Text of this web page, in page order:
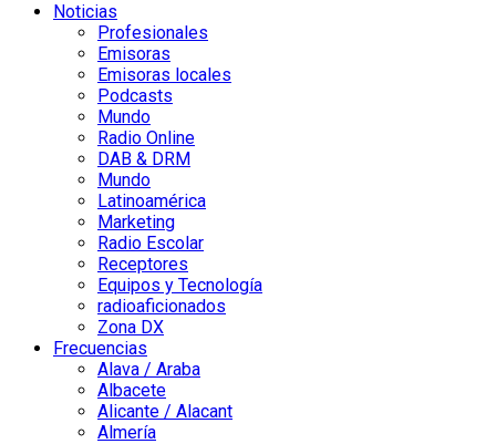
Noticias
Profesionales
Emisoras
Emisoras locales
Podcasts
Mundo
Radio Online
DAB & DRM
Mundo
Latinoamérica
Marketing
Radio Escolar
Receptores
Equipos y Tecnología
radioaficionados
Zona DX
Frecuencias
Alava / Araba
Albacete
Alicante / Alacant
Almería